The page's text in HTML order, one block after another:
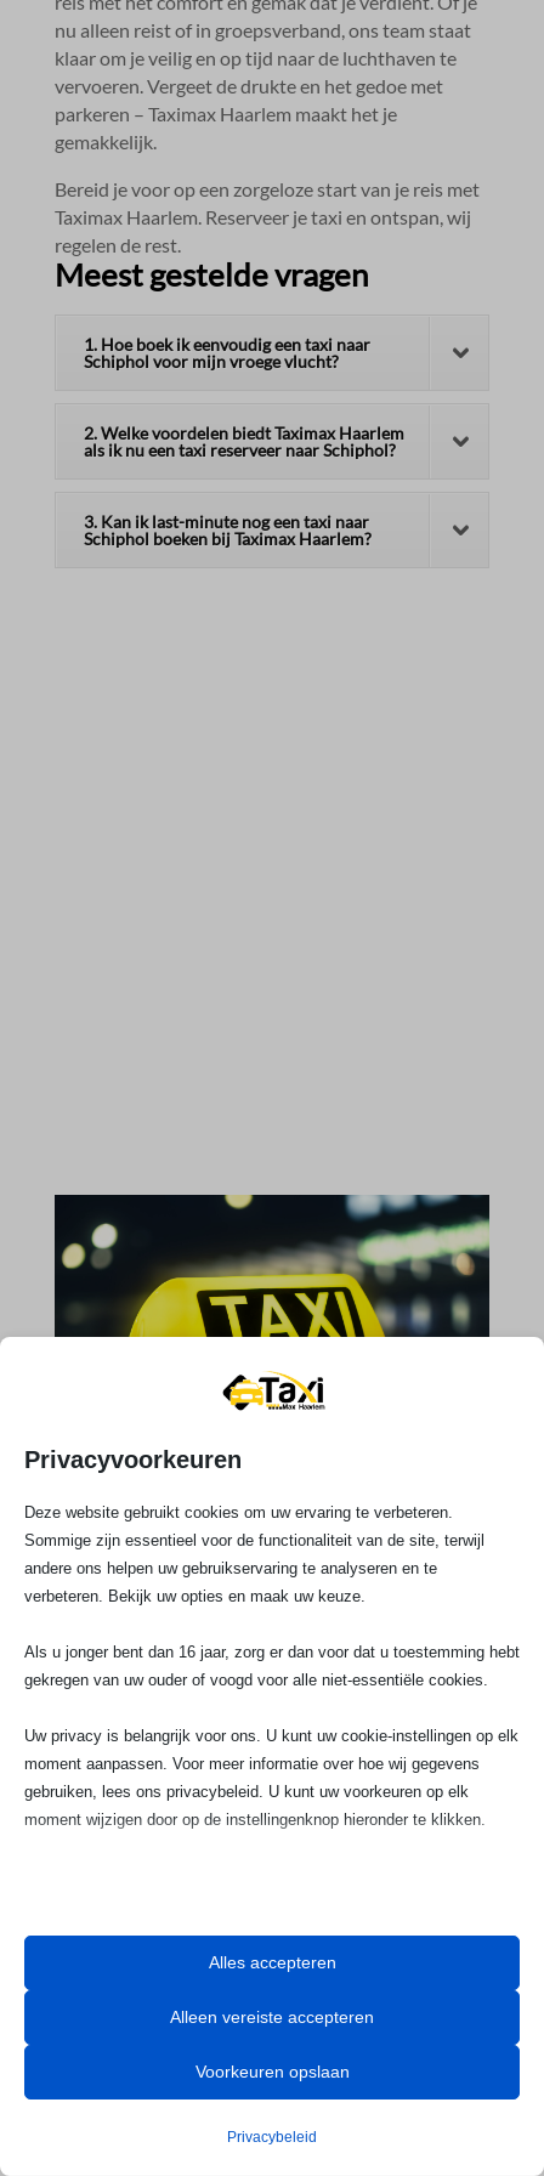
nu alleen reist of in groepsverband, ons team staat
klaar om je veilig en op tijd naar de luchthaven te
vervoeren.​ Vergeet de drukte en het gedoe met
parkeren – Taximax Haarlem maakt het je
gemakkelijk.​
Bereid je voor op een zorgeloze start van je reis met
Taximax Haarlem.​ Reserveer je taxi en ontspan, wij
regelen de rest.​
Meest gestelde vragen
1. Hoe boek ik eenvoudig een taxi naar
Schiphol voor mijn vroege vlucht?
2. Welke voordelen biedt Taximax Haarlem
als ik nu een taxi reserveer naar Schiphol?
3. Kan ik last-minute nog een taxi naar
Schiphol boeken bij Taximax Haarlem?

Telefoonnummer
w
Email
info@taximaxhaarlem.nl

geniet van extra gemak.​
Privacyvoorkeuren
Deze website gebruikt cookies om uw ervaring te verbeteren.
Sommige zijn essentieel voor de functionaliteit van de site, terwijl
andere ons helpen uw gebruikservaring te analyseren en te
verbeteren. Bekijk uw opties en maak uw keuze.
Als u jonger bent dan 16 jaar, zorg er dan voor dat u toestemming hebt
gekregen van uw ouder of voogd voor alle niet-essentiële cookies.
Uw privacy is belangrijk voor ons. U kunt uw cookie-instellingen op elk
moment aanpassen. Voor meer informatie over hoe wij gegevens
gebruiken, lees ons privacybeleid. U kunt uw voorkeuren op elk
moment wijzigen door op de instellingenknop hieronder te klikken.
Essentiële cookies en services bieden basisfunctionaliteit en zijn
cookies en services vereisen geen toestemming van de gebruiker
Details weergeven
Alles accepteren
Alleen vereiste accepteren
Voorkeuren opslaan
Privacybeleid